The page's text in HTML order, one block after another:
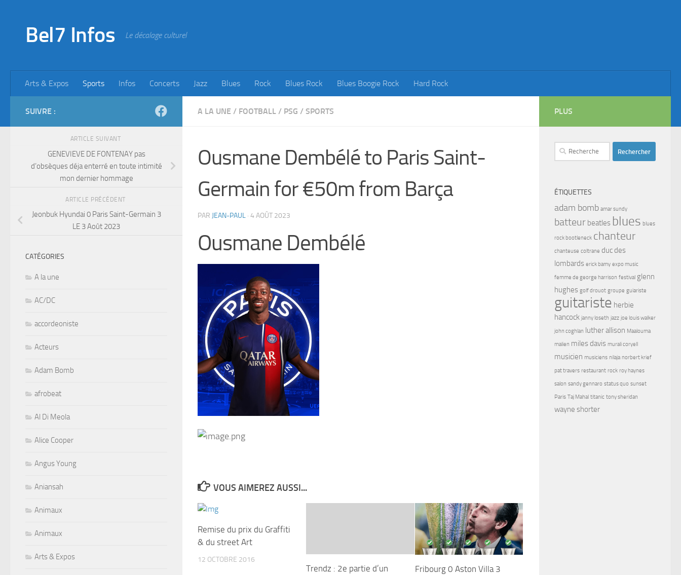
Bel7 Infos Le décalage culturel
Arts & Expos Sports Infos Concerts Jazz Blues Rock Blues Rock Blues Boogie Rock Hard Rock
A LA UNE / FOOTBALL / PSG / SPORTS
Ousmane Dembélé to Paris Saint-
Germain for €50m from Barça
PAR JEAN-PAUL · 4 AOÛT 2023
Ousmane Dembélé
VOUS AIMEREZ AUSSI...
Remise du prix du Graffiti
& du street Art
12 OCTOBRE 2016
Trendz : 2e partie d’un
Fribourg 0 Aston Villa 3
SUIVRE :
ARTICLE SUIVANT
GENEVIEVE DE FONTENAY pas
d’obsèques déja enterré en toute intimité
mon dernier hommage
ARTICLE PRÉCÉDENT
Jeonbuk Hyundai 0 Paris Saint-Germain 3
LE 3 Août 2023
CATÉGORIES
A la une
AC/DC
accordeoniste
Acteurs
Adam Bomb
afrobeat
Al Di Meola
Alice Cooper
Angus Young
Aniansah
Animaux
Animaux
Arts & Expos
PLUS
Rechercher :
ÉTIQUETTES
adam bomb amar sundy
batteur beatles blues blues
rock bootleneck chanteur
chanteuse coltrane duc des
lombards erick bamy expo music
femme de george harrison festival glenn
hughes golf drouot groupe guiariste
guitariste herbie
hancock janny loseth jazz joe louis walker
john coghlan luther allison Maalouma
malien miles davis murali coryell
musicien musiciens nilaja norbert krief
pat travers restaurant rock roy haynes
salon sandy gennaro status quo sunset
Paris Taj Mahal titanic tony sheridan
wayne shorter